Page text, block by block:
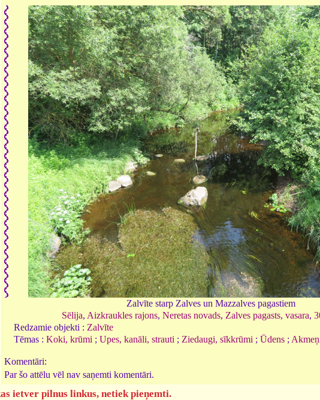
Zalvīte starp Zalves un Mazzalves pagastiem
Sēlija, Aizkraukles rajons, Neretas novads, Zalves pagasts, vasara,
Redzamie objekti : Zalvīte
Tēmas : Koki, krūmi ; Upes, kanāli, strauti ; Ziedaugi, sīkkrūmi ; Ūdens;
Komentāri:
Par šo attēlu vēl nav saņemti komentāri.
ietver pilnus linkus, netiek pieņemti.